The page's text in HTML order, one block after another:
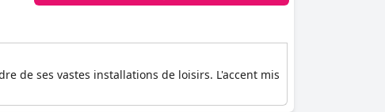
de ses vastes installations de loisirs. L'accent mis